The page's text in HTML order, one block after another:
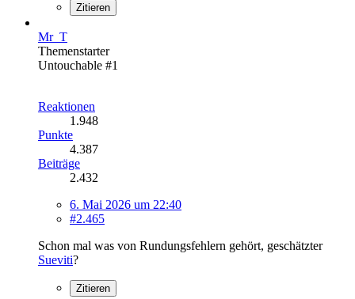
Zitieren
Mr_T
Themenstarter
Untouchable #1
Reaktionen
1.948
Punkte
4.387
Beiträge
2.432
6. Mai 2026 um 22:40
#2.465
Schon mal was von Rundungsfehlern gehört, geschätzter
Sueviti?
Zitieren